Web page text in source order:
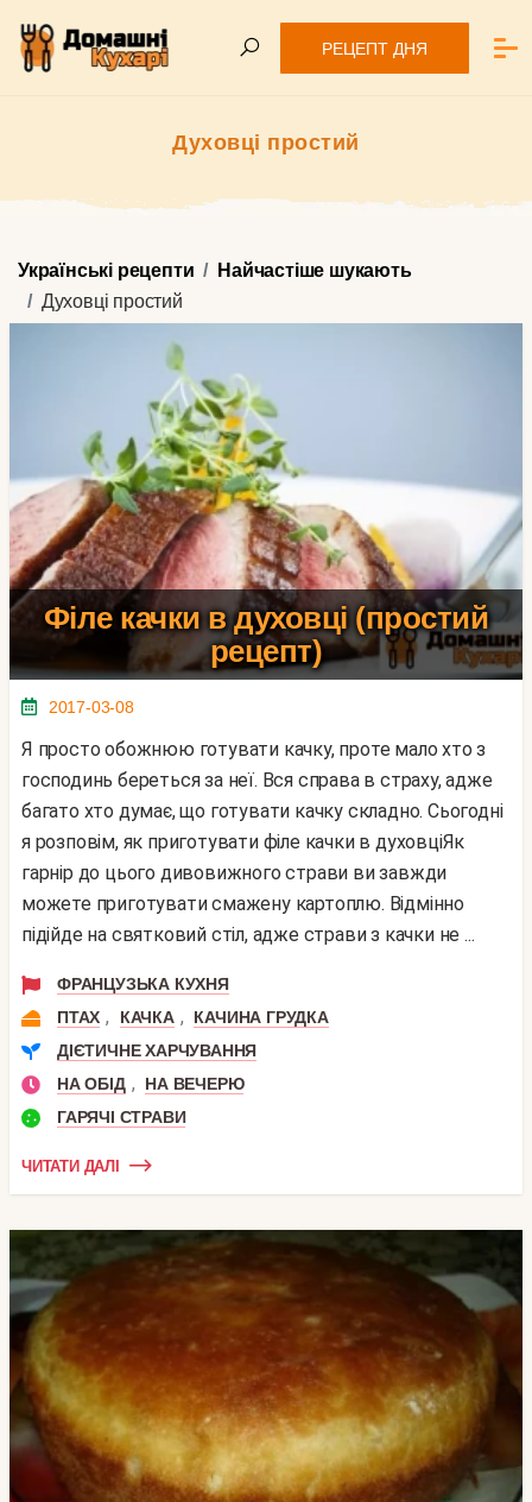
РЕЦЕПТ ДНЯ
Духовці простий
Українські рецепти
Найчастіше шукають
Духовці простий
Філе качки в духовці (простий
рецепт)
2017-03-08
Я просто обожнюю готувати качку, проте мало хто з
господинь береться за неї. Вся справа в страху, адже
багато хто думає, що готувати качку складно. Сьогодні
я розповім, як приготувати філе качки в духовціЯк
гарнір до цього дивовижного страви ви завжди
можете приготувати смажену картоплю. Відмінно
підійде на святковий стіл, адже страви з качки не ...
ФРАНЦУЗЬКА КУХНЯ
ПТАХ , КАЧКА ,
КАЧИНА ГРУДКА
ДІЄТИЧНЕ ХАРЧУВАННЯ
НА ОБІД ,
НА ВЕЧЕРЮ
ГАРЯЧІ СТРАВИ
ЧИТАТИ ДАЛІ